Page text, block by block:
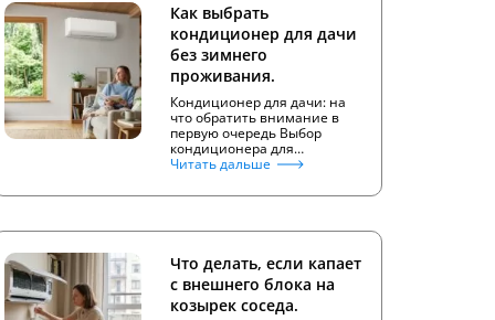
Как выбрать
кондиционер для дачи
без зимнего
проживания.
Кондиционер для дачи: на
что обратить внимание в
первую очередь Выбор
кондиционера для…
Читать дальше
Что делать, если капает
с внешнего блока на
козырек соседа.